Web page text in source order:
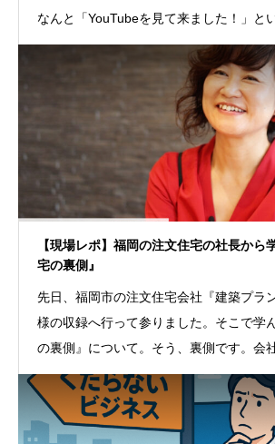
なんと「YouTubeを見て来ました！」と
ゃったんです。さ
【現場レポ】福岡の注文住宅の社長から
宅の裏側』
先日、福岡市の注文住宅会社『建築プラ
様の収録へ行って参りました。そこで学
の裏側』について。そう、裏側です。会
り、設計を全て手がけるnaom